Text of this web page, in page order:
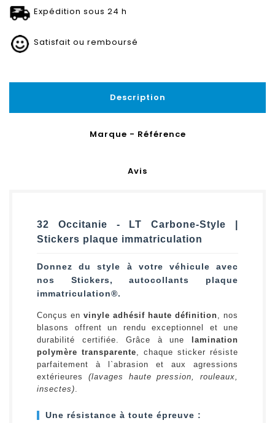
Expédition sous 24 h
Satisfait ou remboursé
Description
Marque - Référence
Avis
32 Occitanie - LT Carbone-Style |
Stickers plaque immatriculation
Donnez du style à votre véhicule avec
nos Stickers, autocollants plaque
immatriculation®.
Conçus en vinyle adhésif haute définition, nos
blasons offrent un rendu exceptionnel et une
durabilité certifiée. Grâce à une
lamination
polymère transparente, chaque sticker résiste
parfaitement à l`abrasion et aux agressions
extérieures (lavages haute pression, rouleaux,
insectes).
Une résistance à toute épreuve :